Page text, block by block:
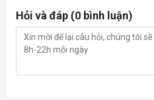
ghi được
(TBW)
Bảo
Bảo hành 5 năm***
Hỏi và đáp (0 bình luận)